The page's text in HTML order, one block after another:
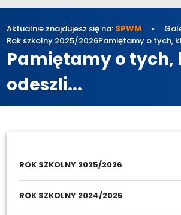
Aktualnie znajdujesz się na: SPWM
Rok szkolny 2025/2026Pamiętamy o tych,
Pamiętamy o tych,
odeszli...
ROK SZKOLNY 2025/2026
ROK SZKOLNY 2024/2025